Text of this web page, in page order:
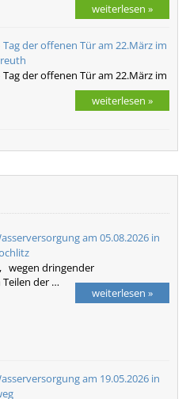
weiterlesen »
der offenen Tür am 22.März im
der offenen Tür am 22.März im
weiterlesen »
am 05.08.2026 in
wegen dringender
der …
weiterlesen »
am 19.05.2026 in